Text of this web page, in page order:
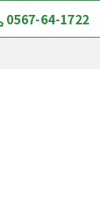
0567-64-1722